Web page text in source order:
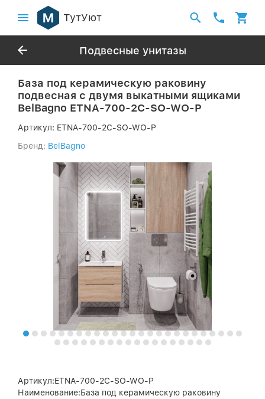
ТутУют
Подвесные унитазы
База под керамическую раковину
подвесная с двумя выкатными ящиками
BelBagno ETNA-700-2C-SO-WO-P
Артикул: ETNA-700-2C-SO-WO-P
Бренд: BelBagno
Артикул:ETNA-700-2C-SO-WO-P
Наименование:База под керамическую раковину